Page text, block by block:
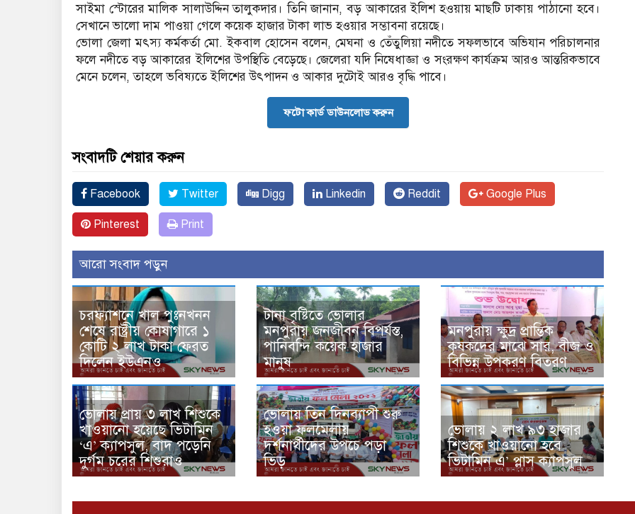
সাইমা স্টোরের মালিক সালাউদ্দিন তালুকদার। তিনি জানান, বড় আকারের ইলিশ হওয়ায় মাছটি ঢাকায় পাঠানো হবে।
সেখানে ভালো দাম পাওয়া গেলে কয়েক হাজার টাকা লাভ হওয়ার সম্ভাবনা রয়েছে।
ভোলা জেলা মৎস্য কর্মকর্তা মো. ইকবাল হোসেন বলেন, মেঘনা ও তেঁতুলিয়া নদীতে সফলভাবে অভিযান পরিচালনার
ফলে নদীতে বড় আকারের ইলিশের উপস্থিতি বেড়েছে। জেলেরা যদি নিষেধাজ্ঞা ও সংরক্ষণ কার্যক্রম আরও আন্তরিকভাবে
মেনে চলেন, তাহলে ভবিষ্যতে ইলিশের উৎপাদন ও আকার দুটোই আরও বৃদ্ধি পাবে।
ফটো কার্ড ডাউনলোড করুন
সংবাদটি শেয়ার করুন
Facebook Twitter Digg Linkedin Reddit Google Plus
Pinterest Print
আরো সংবাদ পড়ুন
চরফ্যাশনে খাল পুঃনখনন
শেষে রাষ্ট্রীয় কোষাগারে ১
কোটি ২ লাখ টাকা ফেরত
দিলেন ইউএনও
টানা বৃষ্টিতে ভোলার
মনপুরায় জনজীবন বিপর্যস্ত,
পানিবন্দি কয়েক হাজার
মানুষ
মনপুরায় ক্ষুদ্র প্রান্তিক
কৃষকদের মাঝে সার, বীজ ও
বিভিন্ন উপকরণ বিতরণ
ভোলায় প্রায় ৩ লাখ শিশুকে
খাওয়ানো হয়েছে ভিটামিন
‘এ’ ক্যাপসুল, বাদ পড়েনি
দুর্গম চরের শিশুরাও
ভোলায় তিন দিনব্যাপী শুরু
হওয়া ফলমেলায়
দর্শনার্থীদের উপচে পড়া
ভিড়
ভোলায় ২ লাখ ৯৩ হাজার
শিশুকে খাওয়ানো হবে
ভিটামিন এ’ প্লাস ক্যাপসুল